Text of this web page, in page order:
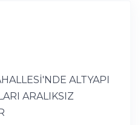
ALTYAPI
ARALIKSIZ